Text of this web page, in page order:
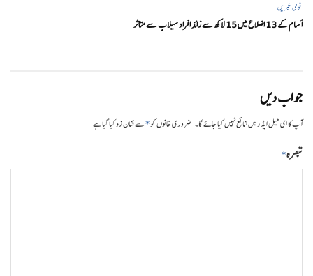
قومی خبریں
آسام کے 13 اضلاع میں 15 لاکھ سے زائد افراد سیلاب سے متاثر
جواب دیں
آپ کا ای میل ایڈریس شائع نہیں کیا جائے گا۔ ضروری خانوں کو*سے نشان زد کیا گیا ہے
تبصرہ*